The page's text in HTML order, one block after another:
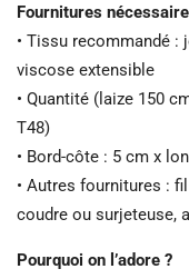
Fournitures
• Tissu recommandé :
viscose extensible
• Quantité (laize 150
T48)
• Bord-côte : 5 cm x
• Autres fournitures :
coudre ou surjeteuse,
Pourquoi on l’adore ?